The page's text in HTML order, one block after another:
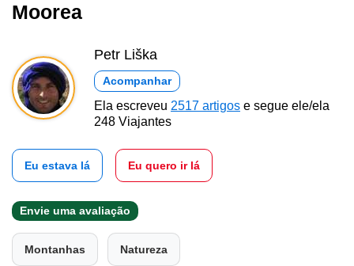
Moorea
Petr Liška
Acompanhar
Ela escreveu 2517 artigos e segue ele/ela
248 Viajantes
Eu estava lá Eu quero ir lá
Envie uma avaliação
Montanhas Natureza